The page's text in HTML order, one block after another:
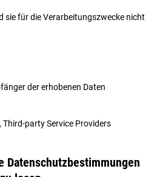
sie für die Verarbeitungszwecke nicht
der erhobenen Daten
Third-party Service Providers
Datenschutzbestimmungen